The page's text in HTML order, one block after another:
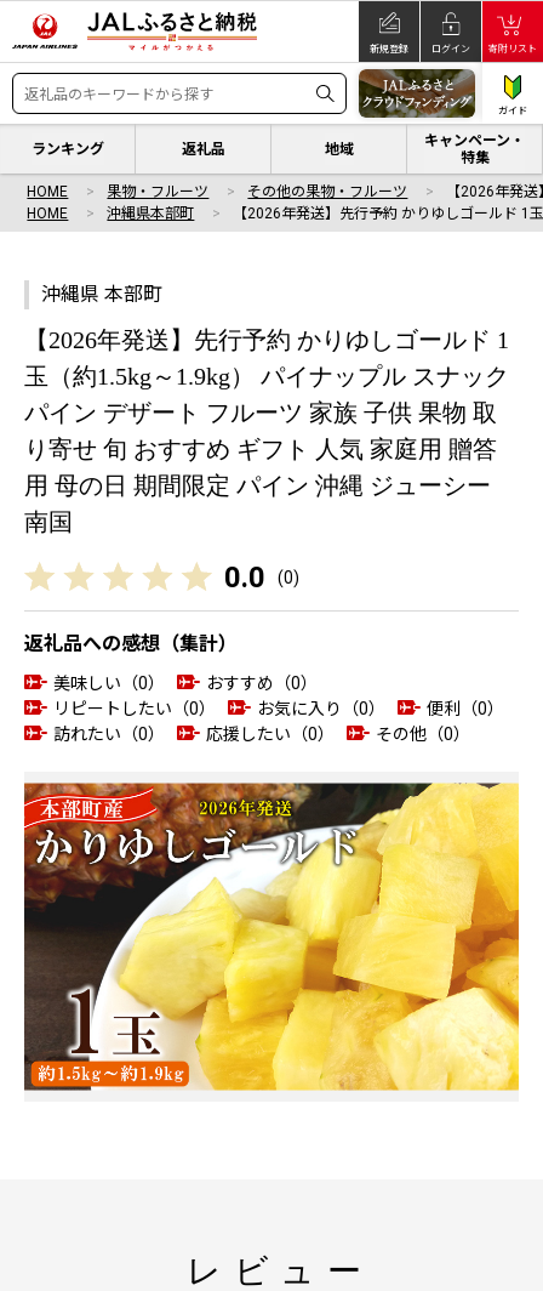
新規登録 ログイン 寄附リスト
ガイド
ランキング 返礼品 地域
キャンペーン・
特集
HOME 果物・フルーツ その他の果物・フルーツ
【2026年発
HOME
沖縄県本部町 【2026年発送】先行予約 かりゆしゴールド 1
沖縄県 本部町
【2026年発送】先行予約 かりゆしゴールド 1
玉（約1.5kg～1.9kg） パイナップル スナック
パイン デザート フルーツ 家族 子供 果物 取
り寄せ 旬 おすすめ ギフト 人気 家庭用 贈答
用 母の日 期間限定 パイン 沖縄 ジューシー
南国
0.0 (0)
返礼品への感想（集計）
美味しい（0）
おすすめ（0）
リピートしたい（0）
お気に入り（0）
便利（0）
訪れたい（0）
応援したい（0） その他（0）
レビュー